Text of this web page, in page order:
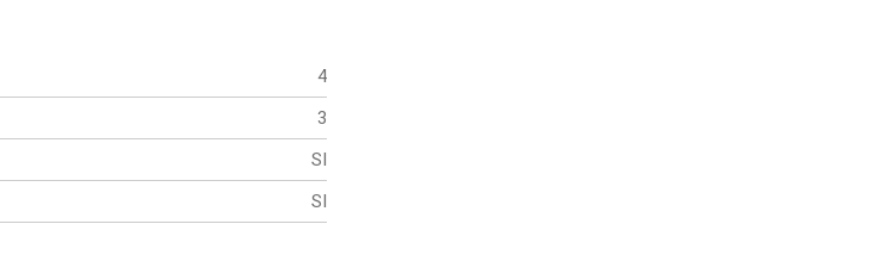
4
3
SI
SI